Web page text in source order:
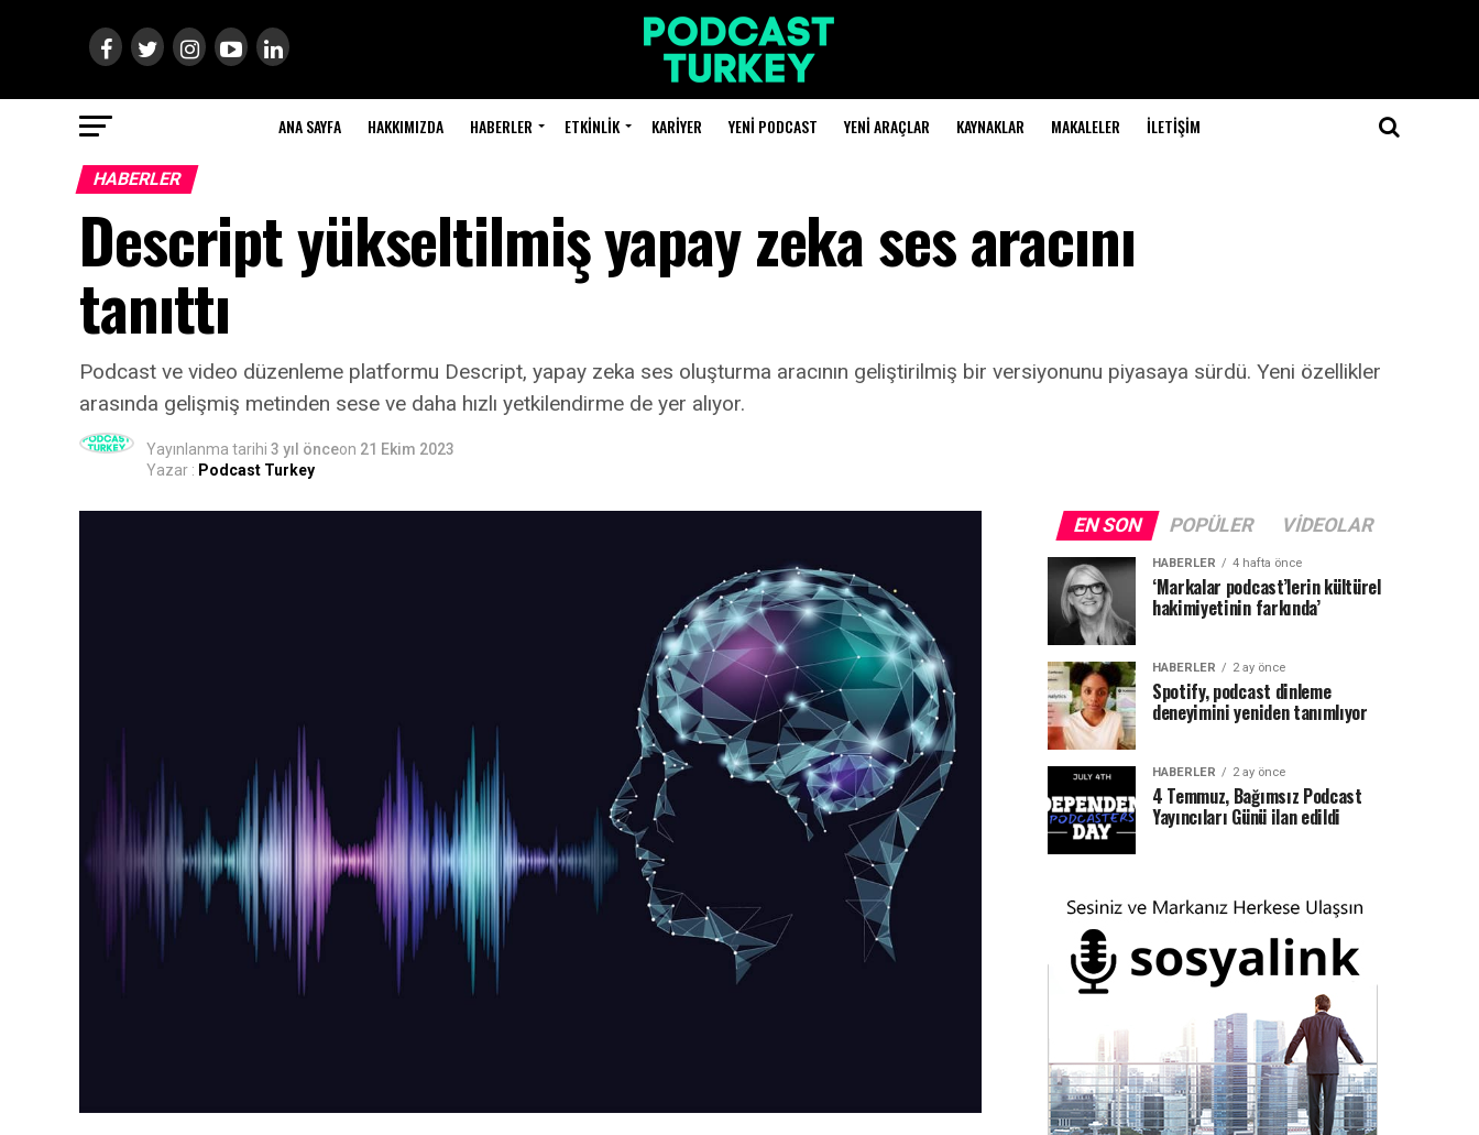
ANA SAYFA HAKKIMIZDA HABERLER ETKINLIK KARIYER YENI PODCAST YENI ARAÇLAR KAYNAKLAR MAKALELER İLETIŞIM
HABERLER
Descript yükseltilmiş yapay zeka ses aracını
tanıttı
Podcast ve video düzenleme platformu Descript, yapay zeka ses oluşturma aracının geliştirilmiş bir versiyonunu piyasaya sürdü. Yeni özellikler
arasında gelişmiş metinden sese ve daha hızlı yetkilendirme de yer alıyor.
Yayınlanma tarihi 3 yıl önceon 21 Ekim 2023
Yazar : Podcast Turkey
EN SON POPÜLER VIDEOLAR
HABERLER 4 hafta önce
‘Markalar podcast’lerin kültürel
hakimiyetinin farkında’
HABERLER 2 ay önce
Spotify, podcast dinleme
deneyimini yeniden tanımlıyor
HABERLER 2 ay önce
4 Temmuz, Bağımsız Podcast
Yayıncıları Günü ilan edildi